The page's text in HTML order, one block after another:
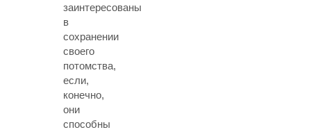
заинтересованы
в
сохранении
своего
потомства,
если,
конечно,
они
способны